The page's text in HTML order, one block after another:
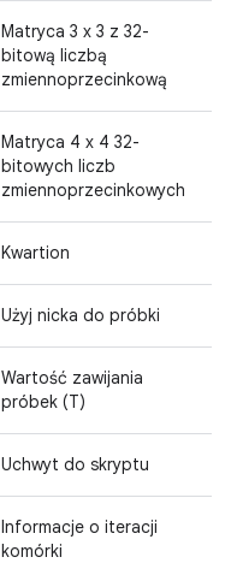
Matryca 3 x 3 z 32-
bitową liczbą
zmiennoprzecinkową
Matryca 4 x 4 32-
bitowych liczb
zmiennoprzecinkowych
Kwartion
Użyj nicka do próbki
Wartość zawijania
próbek (T)
Uchwyt do skryptu
Informacje o iteracji
komórki